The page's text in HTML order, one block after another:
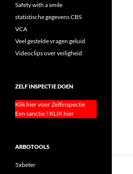
Safety with a smile
statistische gegevens CBS
VCA
Veel gestelde vragen geluid
Videoclips over veiligheid
ZELF INSPECTIE DOEN
Klik hier voor Zelfinspectie
Een sanctie ? KLIK hier
ARBOTOOLS
5xbeter